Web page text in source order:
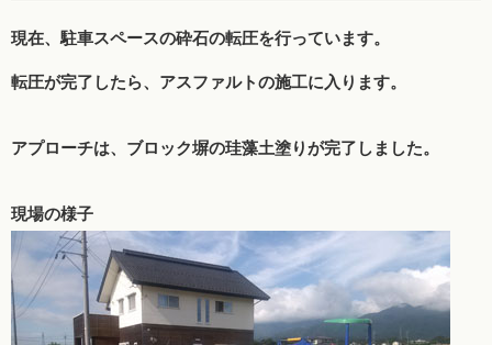
現在、駐車スペースの砕石の転圧を行っています。
転圧が完了したら、アスファルトの施工に入ります。
アプローチは、ブロック塀の珪藻土塗りが完了しました。
現場の様子